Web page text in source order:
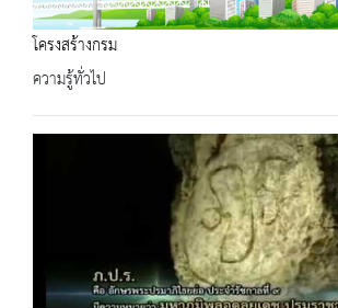
โครงสร้างกรม
ความรู้ทั่วไป